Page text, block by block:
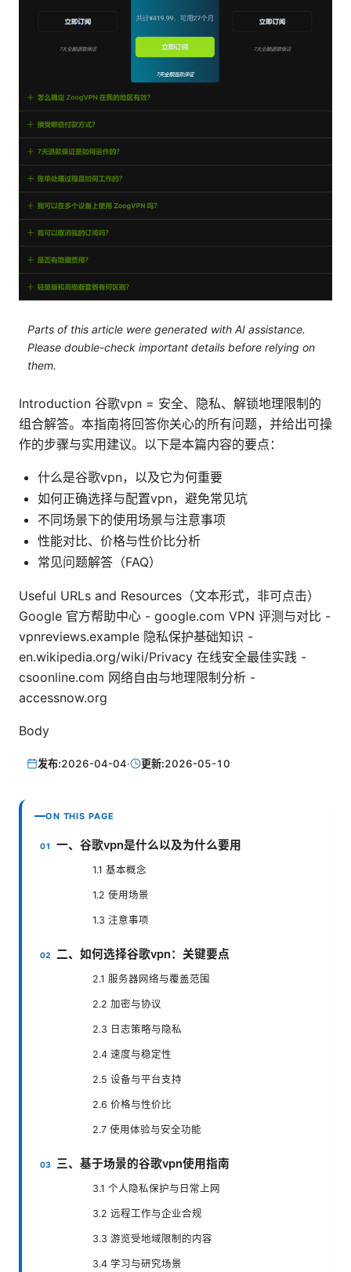
Parts of this article were generated with AI assistance.
Please double-check important details before relying on
them.
Introduction 谷歌vpn = 安全、隐私、解锁地理限制的
组合解答。本指南将回答你关心的所有问题，并给出可操
作的步骤与实用建议。以下是本篇内容的要点：
什么是谷歌vpn，以及它为何重要
如何正确选择与配置vpn，避免常见坑
不同场景下的使用场景与注意事项
性能对比、价格与性价比分析
常见问题解答（FAQ）
Useful URLs and Resources（文本形式，非可点击）
Google 官方帮助中心 - google.com VPN 评测与对比 -
vpnreviews.example 隐私保护基础知识 -
en.wikipedia.org/wiki/Privacy 在线安全最佳实践 -
csoonline.com 网络自由与地理限制分析 -
accessnow.org
Body
发布:2026-04-04· 更新:2026-05-10
ON THIS PAGE
一、谷歌vpn是什么以及为什么要用
1.1 基本概念
1.2 使用场景
1.3 注意事项
二、如何选择谷歌vpn：关键要点
2.1 服务器网络与覆盖范围
2.2 加密与协议
2.3 日志策略与隐私
2.4 速度与稳定性
2.5 设备与平台支持
2.6 价格与性价比
2.7 使用体验与安全功能
三、基于场景的谷歌vpn使用指南
3.1 个人隐私保护与日常上网
3.2 远程工作与企业合规
3.3 游览受地域限制的内容
3.4 学习与研究场景